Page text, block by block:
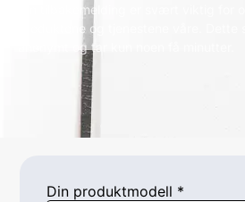
Din tilbakemelding er svært viktig for
produktene og tjenestene våre. Dette
anonymt og tar kun noen få minutter.
Din produktmodell *